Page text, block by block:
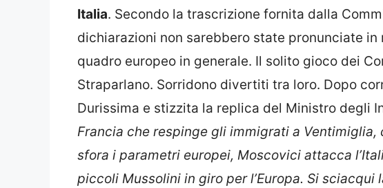
Italia. Secondo la trascrizione fornita dalla
dichiarazioni non sarebbero state pronunciate in
quadro europeo in generale. Il solito gioco dei
Straparlano. Sorridono divertiti tra loro. Dopo
Durissima e stizzita la replica del Ministro degli
Francia che respinge gli immigrati a Ventimiglia,
sfora i parametri europei, Moscovici attacca
piccoli Mussolini in giro per l’Europa. Si sciacqui